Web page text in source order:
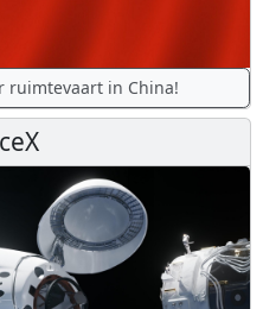
ruimtevaart in China!